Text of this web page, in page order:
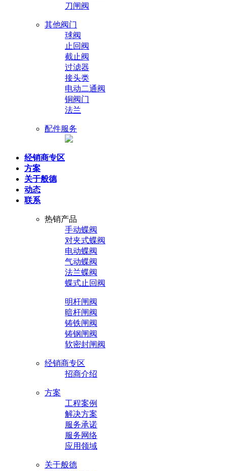
刀闸阀
其他阀门
球阀
止回阀
截止阀
过滤器
接头类
电动二通阀
铜阀门
法兰
配件服务
经销商专区
方案
关于般德
动态
联系
热销产品
手动蝶阀
对夹式蝶阀
电动蝶阀
气动蝶阀
法兰蝶阀
蝶式止回阀
明杆闸阀
暗杆闸阀
铸铁闸阀
铸钢闸阀
软密封闸阀
经销商专区
招商介绍
方案
工程案例
解决方案
服务承诺
服务网络
应用领域
关于般德